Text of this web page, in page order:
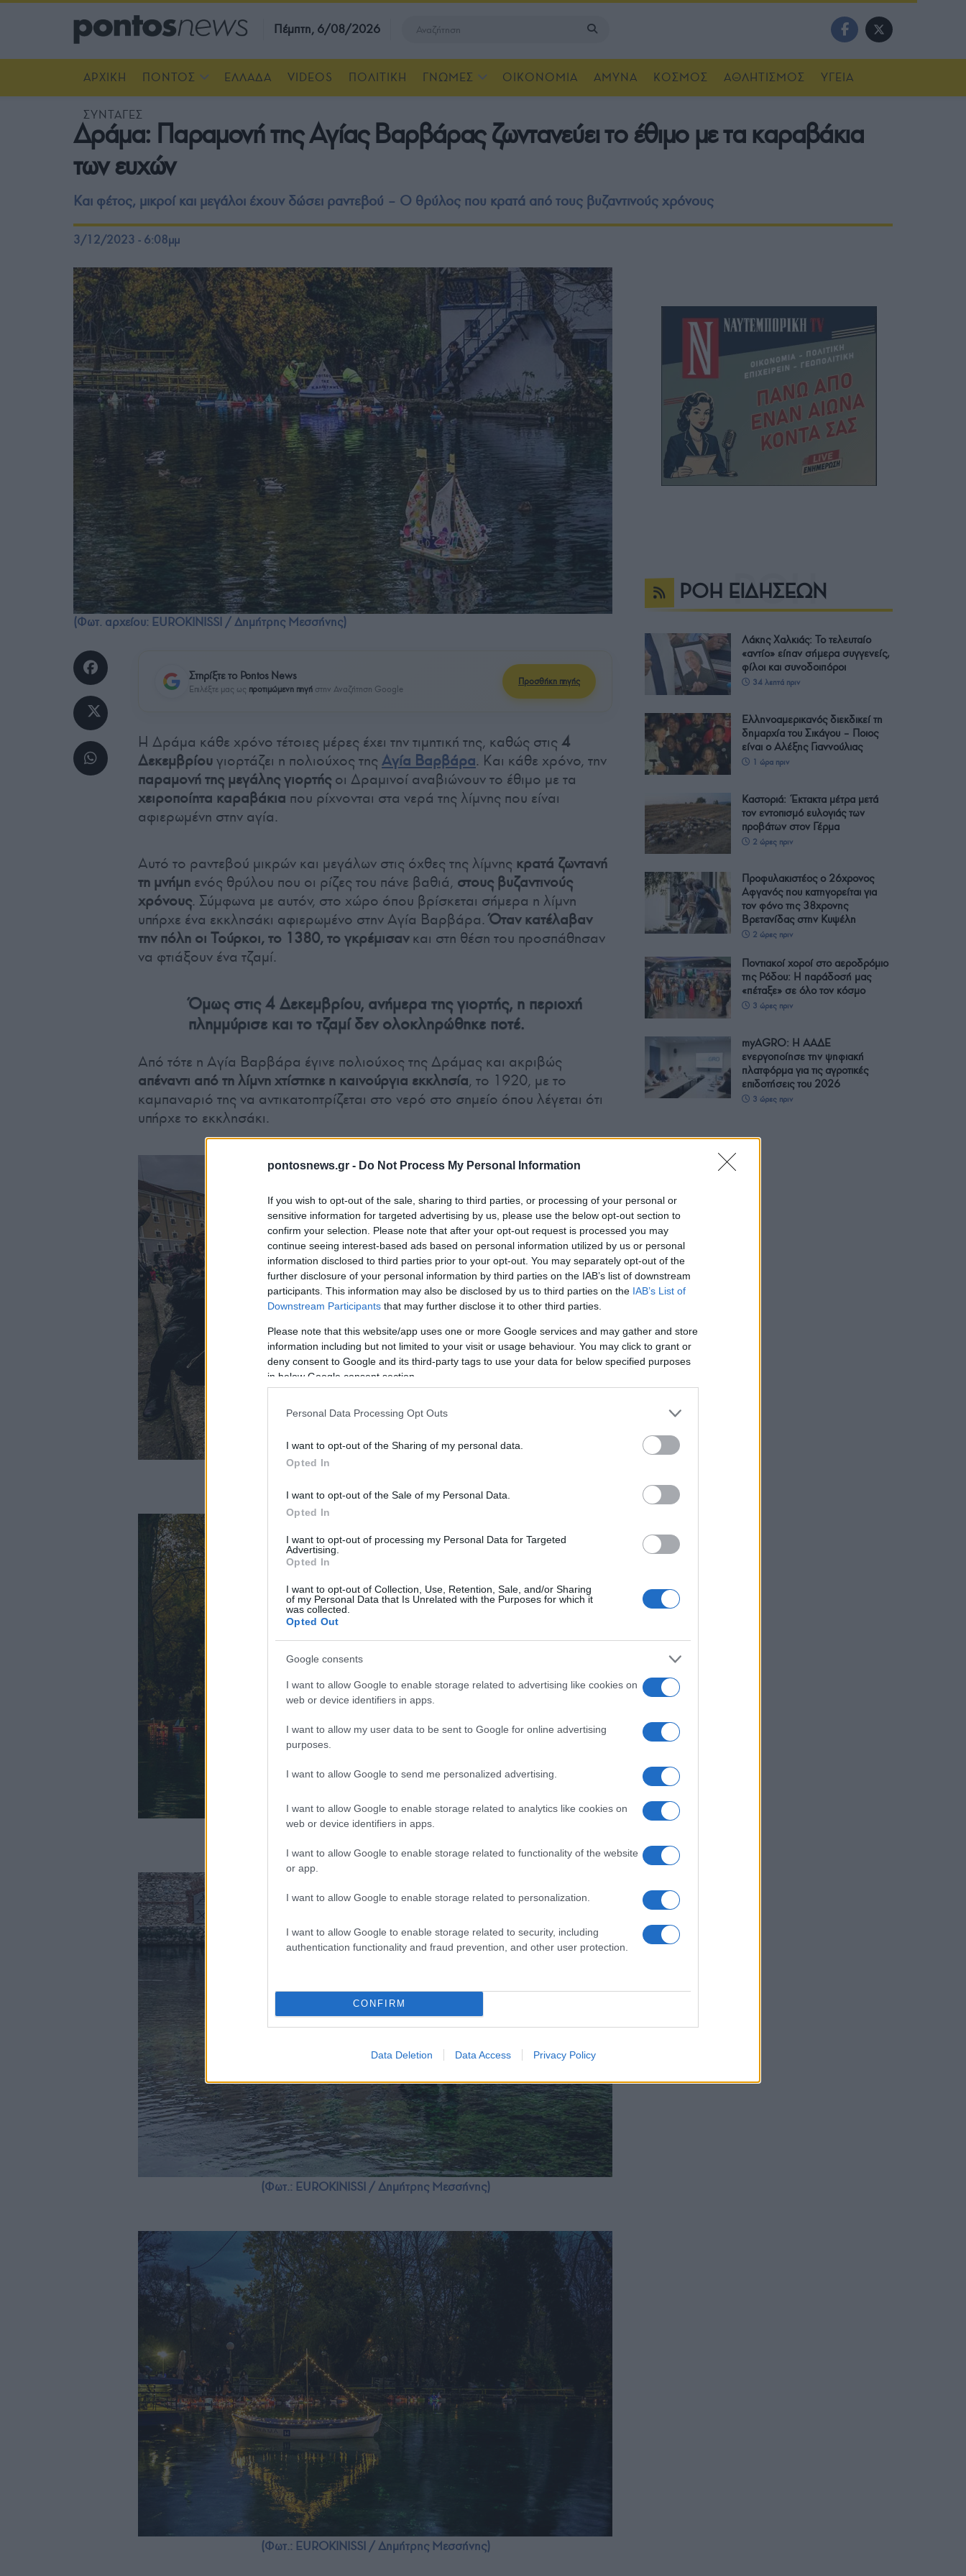
pontosnews.gr - Do Not Process My Personal Information
If you wish to opt-out of the sale, sharing to third parties, or processing of your personal or
sensitive information for targeted advertising by us, please use the below opt-out section to
confirm your selection. Please note that after your opt-out request is processed you may
continue seeing interest-based ads based on personal information utilized by us or personal
information disclosed to third parties prior to your opt-out. You may separately opt-out of the
further disclosure of your personal information by third parties on the IAB’s list of downstream
participants. This information may also be disclosed by us to third parties on the IAB’s List of
Downstream Participants that may further disclose it to other third parties.
Please note that this website/app uses one or more Google services and may gather and store
information including but not limited to your visit or usage behaviour. You may click to grant or
deny consent to Google and its third-party tags to use your data for below specified purposes
in below Google consent section.
Personal Data Processing Opt Outs
I want to opt-out of the Sharing of my personal data.
Opted In
I want to opt-out of the Sale of my Personal Data.
Opted In
I want to opt-out of processing my Personal Data for Targeted
Advertising.
Opted In
I want to opt-out of Collection, Use, Retention, Sale, and/or Sharing
of my Personal Data that Is Unrelated with the Purposes for which it
was collected.
Opted Out
Google consents
I want to allow Google to enable storage related to advertising like cookies on
web or device identifiers in apps.
I want to allow my user data to be sent to Google for online advertising
purposes.
I want to allow Google to send me personalized advertising.
I want to allow Google to enable storage related to analytics like cookies on
web or device identifiers in apps.
I want to allow Google to enable storage related to functionality of the website
or app.
I want to allow Google to enable storage related to personalization.
I want to allow Google to enable storage related to security, including
authentication functionality and fraud prevention, and other user protection.
CONFIRM
Data Deletion Data Access Privacy Policy
Πέμπτη, 6/08/2026
ΑΡΧΙΚΗ ΠΟΝΤΟΣ ΕΛΛΑΔΑ VIDEOS ΠΟΛΙΤΙΚΗ ΓΝΩΜΕΣ ΟΙΚΟΝΟΜΙΑ ΑΜΥΝΑ ΚΟΣΜΟΣ ΑΘΛΗΤΙΣΜΟΣ ΥΓΕΙΑ
ΣΥΝΤΑΓΕΣ
Δράμα: Παραμονή της Αγίας Βαρβάρας ζωντανεύει το έθιμο με τα καραβάκια
των ευχών
Και φέτος, μικροί και μεγάλοι έχουν δώσει ραντεβού – Ο θρύλος που κρατά από τους βυζαντινούς χρόνους
3/12/2023 - 6:08μμ
(Φωτ. αρχείου: EUROKINISSI / Δημήτρης Μεσσήνης)
Στηρίξτε το Pontos News
Επιλέξτε μας ως προτιμώμενη πηγή στην Αναζήτηση Google
Προσθήκη πηγής
Η Δράμα κάθε χρόνο τέτοιες μέρες έχει την τιμητική της, καθώς στις 4
Δεκεμβρίουγιορτάζει η πολιούχος της Αγία Βαρβάρα. Και κάθε χρόνο, την
παραμονή της μεγάλης γιορτήςοι Δραμινοί αναβιώνουν το έθιμο με τα
χειροποίητα καραβάκια που ρίχνονται στα νερά της λίμνης που είναι
αφιερωμένη στην αγία.
Αυτό το ραντεβού μικρών και μεγάλων στις όχθες της λίμνης κρατά ζωντανή
τη μνήμη ενός θρύλου που οι ρίζες του πάνε βαθιά, στους βυζαντινούς
χρόνους. Σύμφωνα με αυτόν, στο χώρο όπου βρίσκεται σήμερα η λίμνη
υπήρχε ένα εκκλησάκι αφιερωμένο στην Αγία Βαρβάρα.Όταν κατέλαβαν
την πόλη οι Τούρκοι, το 1380, το γκρέμισανκαι στη θέση του προσπάθησαν
να φτιάξουν ένα τζαμί.
Όμως στις 4 Δεκεμβρίου, ανήμερα της γιορτής, η περιοχή
πλημμύρισε και το τζαμί δεν ολοκληρώθηκε ποτέ.
Από τότε η Αγία Βαρβάρα έγινε πολιούχος της Δράμας και ακριβώς
απέναντι από τη λίμνη χτίστηκε η καινούργια εκκλησία, το 1920, με το
καμπαναριό της να αντικατοπτρίζεται στο νερό στο σημείο όπου λέγεται ότι
υπήρχε το εκκλησάκι.
(Φωτ.: EUROKINISSI / Δημήτρης Μεσσήνης)
(Φωτ.: EUROKINISSI / Δημήτρης Μεσσήνης)
(Φωτ.: EUROKINISSI / Δημήτρης Μεσσήνης)
(Φωτ.: EUROKINISSI / Δημήτρης Μεσσήνης)
ΡΟΗ ΕΙΔΗΣΕΩΝ
Λάκης Χαλκιάς: Το τελευταίο
«αντίο» είπαν σήμερα συγγενείς,
φίλοι και συνοδοιπόροι
34 λεπτά πριν
Ελληνοαμερικανός διεκδικεί τη
δημαρχία του Σικάγου – Ποιος
είναι ο Αλέξης Γιαννούλιας
1 ώρα πριν
Καστοριά: Έκτακτα μέτρα μετά
τον εντοπισμό ευλογιάς των
προβάτων στον Γέρμα
2 ώρες πριν
Προφυλακιστέος ο 26χρονος
Αφγανός που κατηγορείται για
τον φόνο της 38χρονης
Βρετανίδας στην Κυψέλη
2 ώρες πριν
Ποντιακοί χοροί στο αεροδρόμιο
της Ρόδου: Η παράδοσή μας
«πέταξε» σε όλο τον κόσμο
3 ώρες πριν
myAGRO: Η ΑΑΔΕ
ενεργοποίησε την ψηφιακή
πλατφόρμα για τις αγροτικές
επιδοτήσεις του 2026
3 ώρες πριν